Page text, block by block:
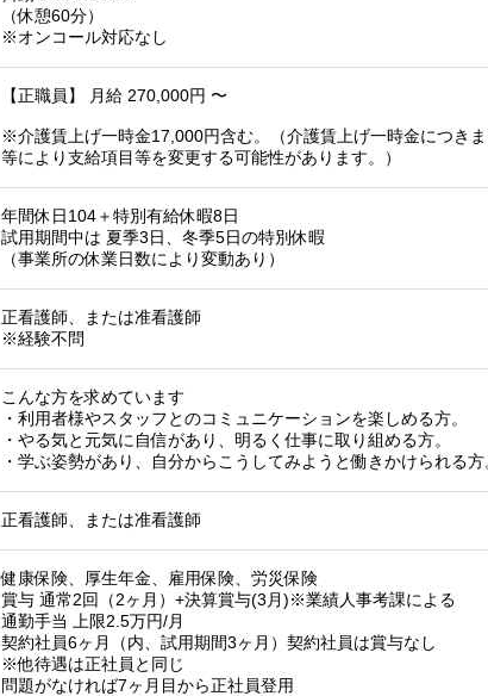
（休憩60分）
※オンコール対応なし
【正職員】 月給 270,000円 〜
※介護賃上げ一時金17,000円含む。（介護賃上げ一時金につき
等により支給項目等を変更する可能性があります。）
年間休日104＋特別有給休暇8日
試用期間中は 夏季3日、冬季5日の特別休暇
（事業所の休業日数により変動あり）
正看護師、または准看護師
※経験不問
こんな方を求めています
・利用者様やスタッフとのコミュニケーションを楽しめる方。
・やる気と元気に自信があり、明るく仕事に取り組める方。
・学ぶ姿勢があり、自分からこうしてみようと働きかけられる方
正看護師、または准看護師
健康保険、厚生年金、雇用保険、労災保険
賞与 通常2回（2ヶ月）+決算賞与(3月)※業績人事考課による
通勤手当 上限2.5万円/月
契約社員6ヶ月（内、試用期間3ヶ月）契約社員は賞与なし
※他待遇は正社員と同じ
問題がなければ7ヶ月目から正社員登用